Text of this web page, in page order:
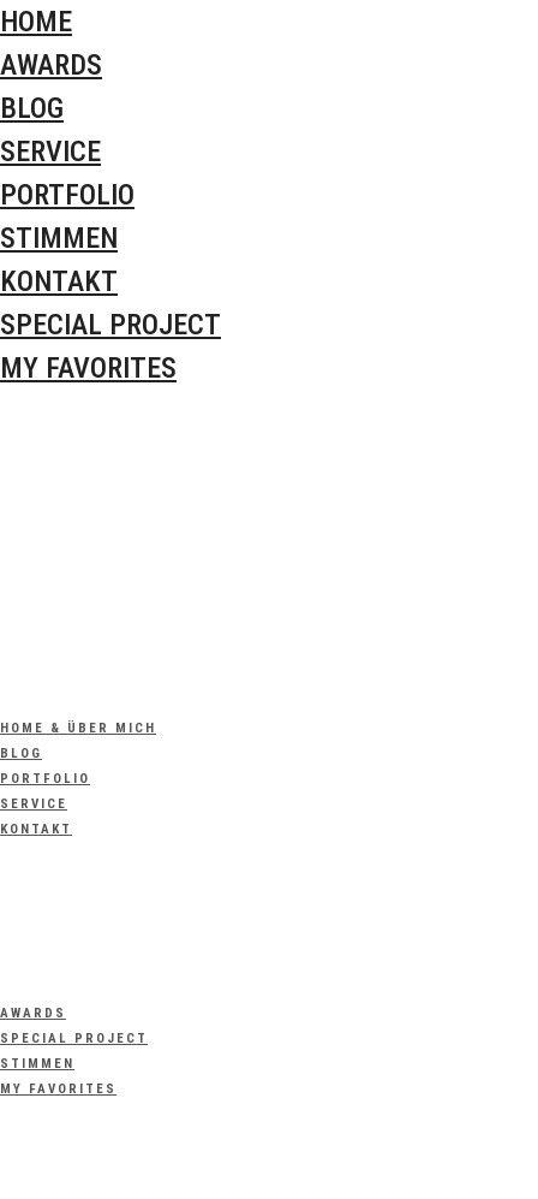
HOME
AWARDS
BLOG
SERVICE
PORTFOLIO
STIMMEN
KONTAKT
SPECIAL PROJECT
MY FAVORITES
HOME & ÜBER MICH
BLOG
PORTFOLIO
SERVICE
KONTAKT
AWARDS
SPECIAL PROJECT
STIMMEN
MY FAVORITES